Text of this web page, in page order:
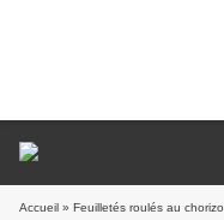
Accueil » Feuilletés roulés au chorizo